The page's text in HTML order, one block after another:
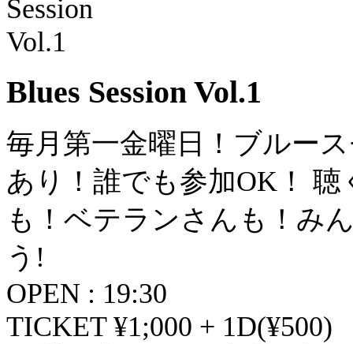
Blues Session Vol.1
毎月第一金曜日！ブルー
あり！誰でも参加OK！
も！ベテランさんも！み
う!
OPEN : 19:30
TICKET ¥1;000 + 1D(¥500)